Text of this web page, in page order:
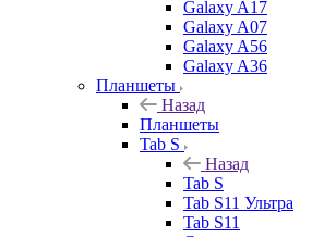
Galaxy A17
Galaxy A07
Galaxy A56
Galaxy A36
Планшеты
Назад
Планшеты
Tab S
Назад
Tab S
Tab S11 Ультра
Tab S11